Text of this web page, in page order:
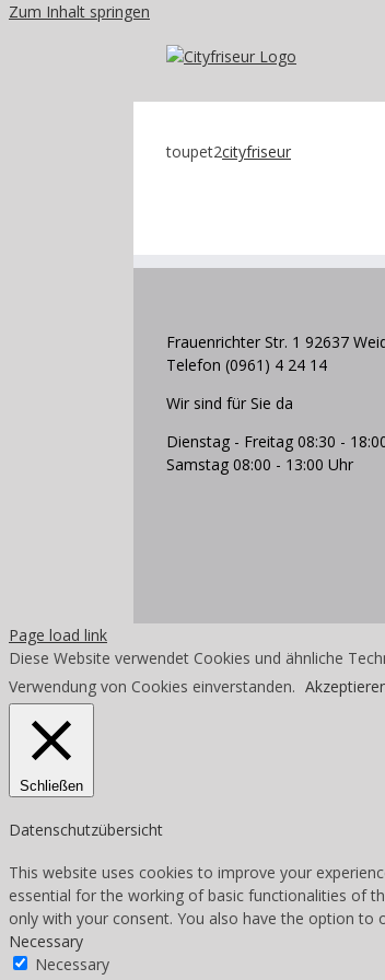
Zum Inhalt springen
toupet2cityfriseur
Frauenrichter Str. 1 92637
Telefon (0961) 4 24 14
Wir sind für Sie da
Dienstag - Freitag 08:30 -
Samstag 08:00 - 13:00 Uhr
Page load link
Diese Website verwendet Cookies und ähnliche
Verwendung von Cookies einverstanden.
Schließen
Datenschutzübersicht
This website uses cookies to improve your
essential for the working of basic functionalities of
only with your consent. You also have the option
Necessary
Necessary